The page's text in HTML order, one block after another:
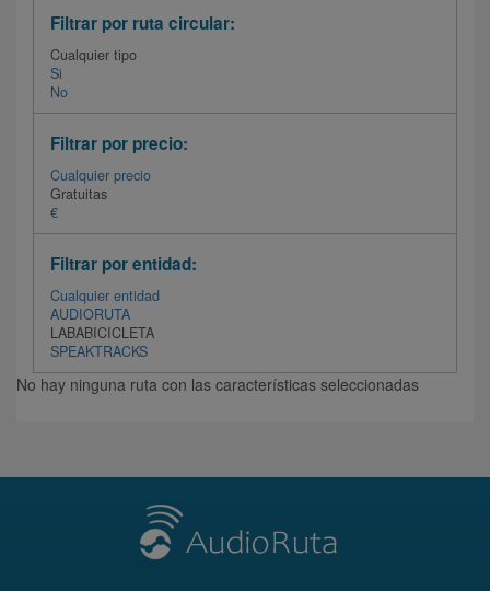
Filtrar por ruta circular:
Cualquier tipo
Si
No
Filtrar por precio:
Cualquier precio
Gratuitas
€
Filtrar por entidad:
Cualquier entidad
AUDIORUTA
LABABICICLETA
SPEAKTRACKS
No hay ninguna ruta con las características seleccionadas